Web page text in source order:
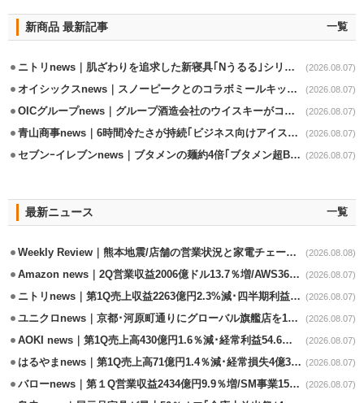
新商品 最新記事 一覧
ニトリnews｜肌ざわりを追求した新寝具｢Nうるる｣シリーズを発売 (2026.08.07)
オイシックスnews｜スノーピークとのコラボミールキット8/13発売 (2026.08.07)
OICグループnews｜グループ酒造会社のウイスキーがコンペティション受賞 (2026.08.07)
青山商事news｜6時間冷たさが持続｢ビジネス向けアイスベスト｣発売 (2026.08.07)
セブンｰイレブンnews｜ブタメンの麺約4倍｢ブタメン超BIG｣8/11から限定発売 (2026.08.07)
最新ニュース 一覧
Weekly Review｜熊本地震/店舗の営業状況と家電チェーンの支援策 (2026.08.08)
Amazon news｜2Q営業収益2006億ドル13.7％増/AWS36.8％％増が貢献 (2026.08.07)
ニトリnews｜第1Q売上収益2263億円2.3%減･四半期利益1.4％減 (2026.08.07)
ユニクロnews｜京都･河原町通りにグローバル旗艦店を11/6開設 (2026.08.07)
AOKI news｜第1Q売上高430億円1.6％減･経常利益54.6％減 (2026.08.07)
はるやまnews｜第1Q売上高71億円1.4％減･経常損失4億3800万円 (2026.08.07)
バローnews｜第１Q営業収益2434億円9.9％増/SM事業15.5％増と絶好調 (2026.08.07)